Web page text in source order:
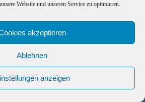
Website und unseren Service zu optimieren.
akzeptieren
Ablehnen
anzeigen
Barfuss Segelreisen GmbH
|Datenschutz|Cookie-Richtlinie|
|Befreundete Links